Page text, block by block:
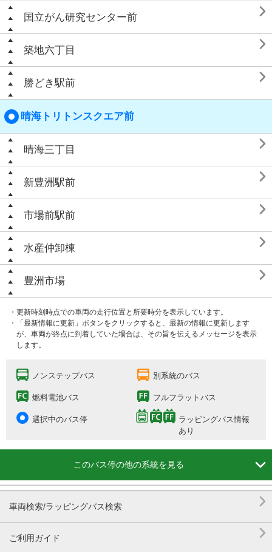
国立がん研究センター前 
築地六丁目 
勝どき駅前 
晴海トリトンスクエア前
晴海三丁目 
新豊洲駅前 
市場前駅前 
水産仲卸棟 
豊洲市場 
・更新時刻時点での車両の走行位置と所要時分を表示しています。
・「最新情報に更新」ボタンをクリックすると、最新の情報に更新します
が、車両が終点に到着していた場合は、その旨を伝えるメッセージを表示
します。
ノンステップバス 別系統のバス
燃料電池バス フルフラットバス
選択中のバス停
ラッピングバス情報
あり
このバス停の他の系統を見る 
車両検索/ラッピングバス検索 
ご利用ガイド 